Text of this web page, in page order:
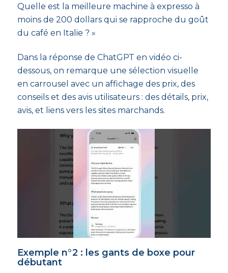
Quelle est la meilleure machine à expresso à
moins de 200 dollars qui se rapproche du goût
du café en Italie ? »
Dans la réponse de ChatGPT en vidéo ci-
dessous, on remarque une sélection visuelle
en carrousel avec un affichage des prix, des
conseils et des avis utilisateurs : des détails, prix,
avis, et liens vers les sites marchands.
Exemple n°2 : les gants de boxe pour
débutant